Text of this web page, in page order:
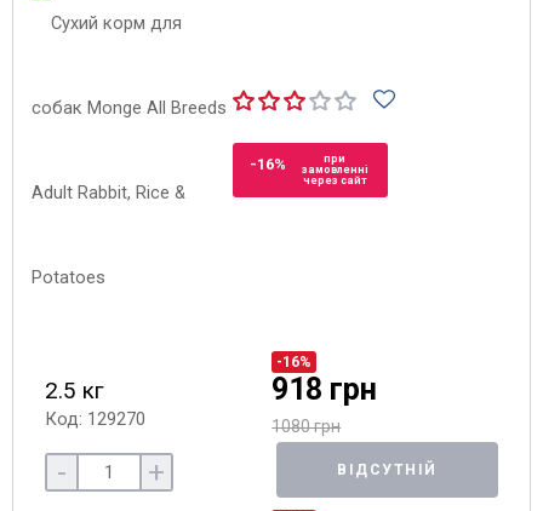
-16%
при
замовленні
через сайт
2.5 кг
Код: 129270
-16%
918 грн
1080 грн
- + ВІДСУТНІЙ